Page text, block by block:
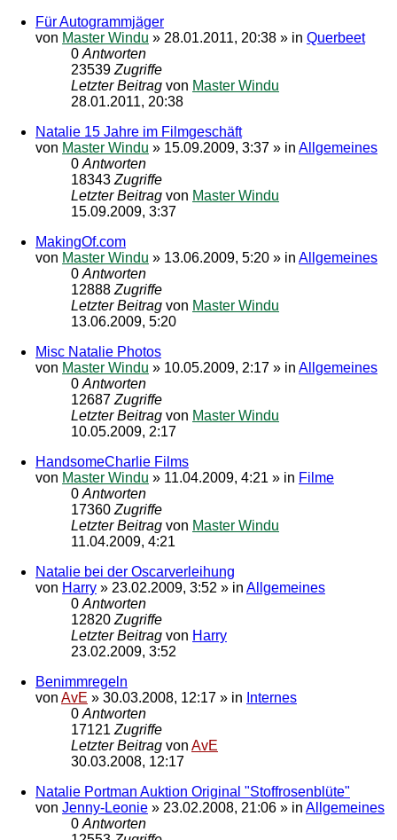
Für Autogrammjäger
von Master Windu » 28.01.2011, 20:38 » in Querbeet
0 Antworten
23539 Zugriffe
Letzter Beitrag von Master Windu
28.01.2011, 20:38
Natalie 15 Jahre im Filmgeschäft
von Master Windu » 15.09.2009, 3:37 » in Allgemeines
0 Antworten
18343 Zugriffe
Letzter Beitrag von Master Windu
15.09.2009, 3:37
MakingOf.com
von Master Windu » 13.06.2009, 5:20 » in Allgemeines
0 Antworten
12888 Zugriffe
Letzter Beitrag von Master Windu
13.06.2009, 5:20
Misc Natalie Photos
von Master Windu » 10.05.2009, 2:17 » in Allgemeines
0 Antworten
12687 Zugriffe
Letzter Beitrag von Master Windu
10.05.2009, 2:17
HandsomeCharlie Films
von Master Windu » 11.04.2009, 4:21 » in Filme
0 Antworten
17360 Zugriffe
Letzter Beitrag von Master Windu
11.04.2009, 4:21
Natalie bei der Oscarverleihung
von Harry » 23.02.2009, 3:52 » in Allgemeines
0 Antworten
12820 Zugriffe
Letzter Beitrag von Harry
23.02.2009, 3:52
Benimmregeln
von AvE » 30.03.2008, 12:17 » in Internes
0 Antworten
17121 Zugriffe
Letzter Beitrag von AvE
30.03.2008, 12:17
Natalie Portman Auktion Original "Stoffrosenblüte"
von Jenny-Leonie » 23.02.2008, 21:06 » in Allgemeines
0 Antworten